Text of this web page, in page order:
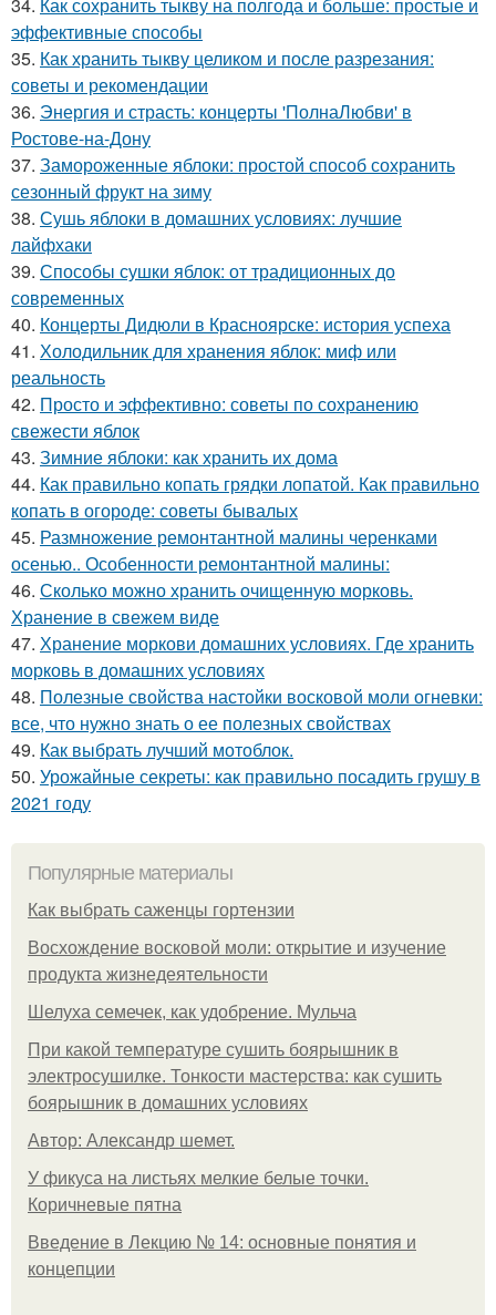
эффективные способы
35. Как хранить тыкву целиком и после разрезания:
советы и рекомендации
36. Энергия и страсть: концерты 'ПолнаЛюбви' в
Ростове-на-Дону
37. Замороженные яблоки: простой способ сохранить
сезонный фрукт на зиму
38. Сушь яблоки в домашних условиях: лучшие
лайфхаки
39. Способы сушки яблок: от традиционных до
современных
40. Концерты Дидюли в Красноярске: история успеха
41. Холодильник для хранения яблок: миф или
реальность
42. Просто и эффективно: советы по сохранению
свежести яблок
43. Зимние яблоки: как хранить их дома
44. Как правильно копать грядки лопатой. Как правильно
копать в огороде: советы бывалых
45. Размножение ремонтантной малины черенками
осенью.. Особенности ремонтантной малины:
46. Сколько можно хранить очищенную морковь.
Хранение в свежем виде
47. Хранение моркови домашних условиях. Где хранить
морковь в домашних условиях
48. Полезные свойства настойки восковой моли огневки:
все, что нужно знать о ее полезных свойствах
49. Как выбрать лучший мотоблок.
50. Урожайные секреты: как правильно посадить грушу в
2021 году
Популярные материалы
Как выбрать саженцы гортензии
Восхождение восковой моли: открытие и изучение
продукта жизнедеятельности
Шелуха семечек, как удобрение. Мульча
При какой температуре сушить боярышник в
электросушилке. Тонкости мастерства: как сушить
боярышник в домашних условиях
Автор: Александр шемет.
У фикуса на листьях мелкие белые точки.
Коричневые пятна
Введение в Лекцию № 14: основные понятия и
концепции